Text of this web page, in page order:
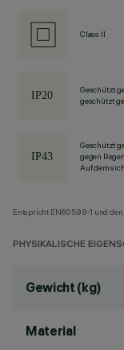
Class II
Geschützt
geschützt
Geschützt
gegen
Auf dem
Entspricht EN60598-1 und
PHYSIKALISCHE
Gewicht (kg)
Material